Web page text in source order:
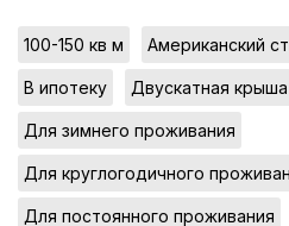
100-150 кв м Американский
В ипотеку Двускатная крыша
Для зимнего проживания
Для круглогодичного
Для постоянного проживания